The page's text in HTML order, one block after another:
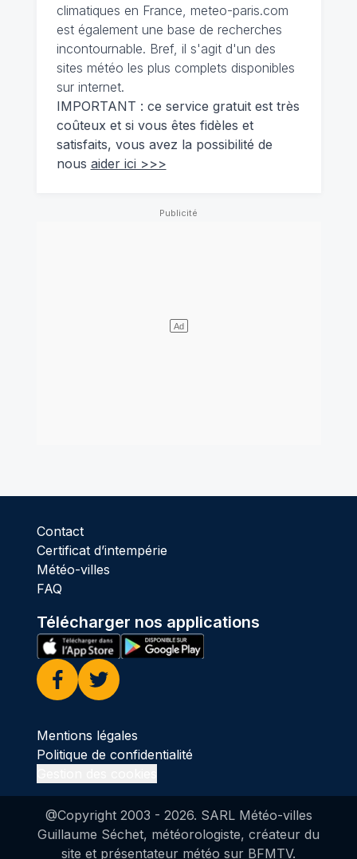
climatiques en France, meteo-paris.com
est également une base de recherches
incontournable. Bref, il s'agit d'un des
sites météo les plus complets disponibles
sur internet.
IMPORTANT : ce service gratuit est très
coûteux et si vous êtes fidèles et
satisfaits, vous avez la possibilité de
nous aider ici >>>
Contact
Certificat d’intempérie
Météo-villes
FAQ
Télécharger nos applications
Facebook
Twitter
Mentions légales
Politique de confidentialité
@Copyright 2003 - 2026. SARL Météo-villes
Guillaume Séchet, météorologiste, créateur du
site et présentateur météo sur BFMTV.